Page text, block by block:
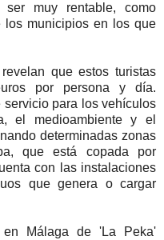
ser muy rentable, como
los municipios en los que
que estos turistas
por persona y día.
para los vehículos
el medioambiente y el
determinadas zonas
que está copada por
con las instalaciones
que genera o cargar
en Málaga de 'La Peka'